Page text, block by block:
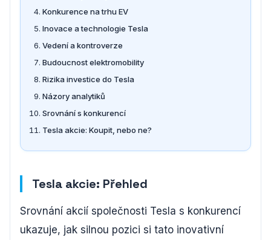
Konkurence na trhu EV
Inovace a technologie Tesla
Vedení a kontroverze
Budoucnost elektromobility
Rizika investice do Tesla
Názory analytiků
Srovnání s konkurencí
Tesla akcie: Koupit, nebo ne?
Tesla akcie: Přehled
Srovnání akcií společnosti Tesla s konkurencí
ukazuje, jak silnou pozici si tato inovativní